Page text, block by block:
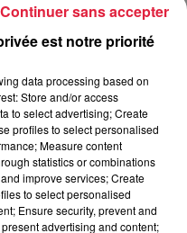
2019 à 0h00
2019 à 0h00
(68)
est notre priorité
data processing based on
Store and/or access
to select advertising; Create
profiles to select personalised
Measure content
statistics or combinations
improve services; Create
to select personalised
Ensure security, prevent and
advertising and content;
Continuer sans accepter